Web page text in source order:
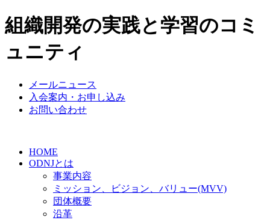
組織開発の実践と学習のコミ
ュニティ
メールニュース
入会案内・お申し込み
お問い合わせ
HOME
ODNJとは
事業内容
ミッション、ビジョン、バリュー(MVV)
団体概要
沿革